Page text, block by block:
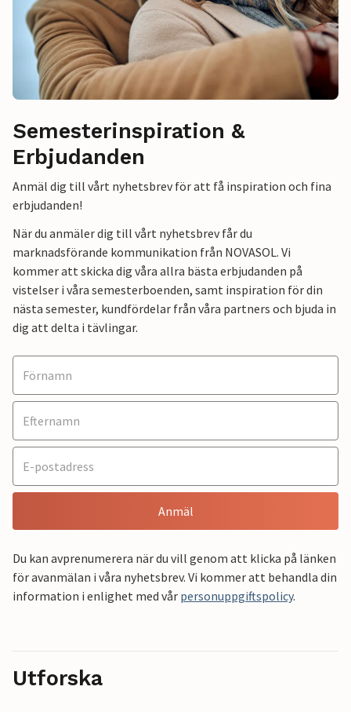
Semesterinspiration &
Erbjudanden
Anmäl dig till vårt nyhetsbrev för att få inspiration och fina
erbjudanden!
När du anmäler dig till vårt nyhetsbrev får du
marknadsförande kommunikation från NOVASOL. Vi
kommer att skicka dig våra allra bästa erbjudanden på
vistelser i våra semesterboenden, samt inspiration för din
nästa semester, kundfördelar från våra partners och bjuda in
dig att delta i tävlingar.
Anmäl
Du kan avprenumerera när du vill genom att klicka på länken
för avanmälan i våra nyhetsbrev. Vi kommer att behandla din
information i enlighet med vår personuppgiftspolicy.
Utforska